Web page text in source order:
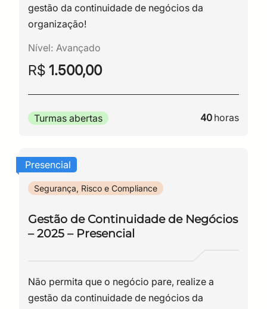
gestão da continuidade de negócios da
organização!
Nível: Avançado
R$ 1.500,00
Turmas abertas 40 horas
Presencial
Segurança, Risco e Compliance
Gestão de Continuidade de Negócios
– 2025 – Presencial
Não permita que o negócio pare, realize a
gestão da continuidade de negócios da